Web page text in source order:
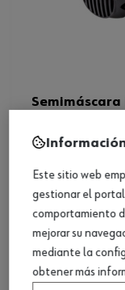
Semimáscara
Este sitio web
gestionar el
comportamiento
mejorar su
mediante la
obtener más